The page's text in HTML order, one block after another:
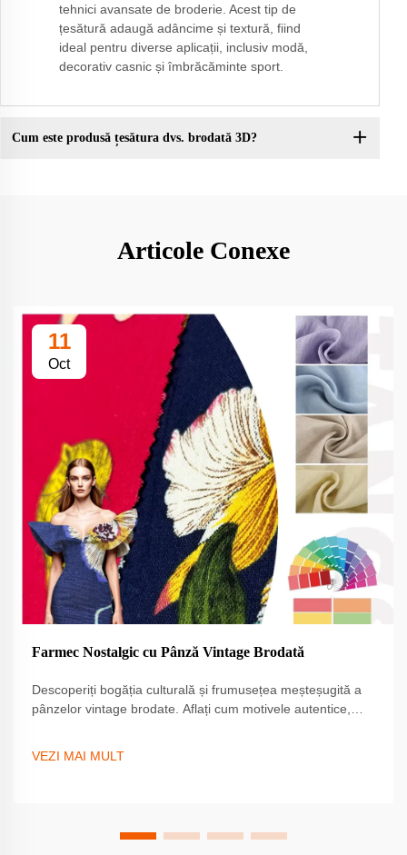
tehnici avansate de broderie. Acest tip de
țesătură adaugă adâncime și textură, fiind
ideal pentru diverse aplicații, inclusiv modă,
decorativ casnic și îmbrăcăminte sport.
Cum este produsă țesătura dvs. brodată 3D?
Articole Conexe
11
Oct
Farmec Nostalgic cu Pânză Vintage Brodată
Descoperiți bogăția culturală și frumusețea meșteșugită a
pânzelor vintage brodate. Aflați cum motivele autentice,
VEZI MAI MULT